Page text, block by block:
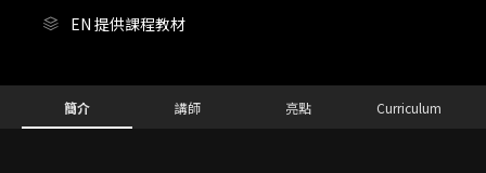
EN 提供課程教材
Configuration Information Shortcuts
簡介 講師 亮點 Curriculum